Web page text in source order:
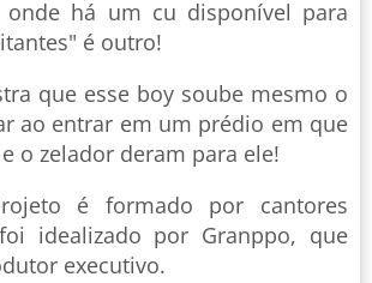
onde há um cu disponível para
é outro!
que esse boy soube mesmo o
ao entrar em um prédio em que
o zelador deram para ele!
é formado por cantores
idealizado por Granppo, que
executivo.